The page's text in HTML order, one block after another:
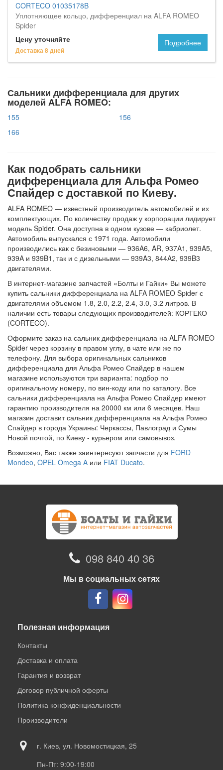
CORTECO 01035178B
Уплотняющее кольцо, дифференциал на ALFA ROMEO
Spider
Цену уточняйте
Доставка 8 дней
Подробнее
Сальники дифференциала для других
моделей ALFA ROMEO:
155
156
166
Как подобрать сальники
дифференциала для Альфа Ромео
Спайдер с доставкой по Киеву.
ALFA ROMEO — известный производитель автомобилей и их
комплектующих. По количеству продаж у корпорации лидирует
модель Spider. Она доступна в одном кузове — кабриолет.
Автомобиль выпускался с 1971 года. Автомобили
производились как с безиновыми — 936A6, AR, 937A1, 939A5,
939A и 939B1, так и с дизельными — 939A3, 844A2, 939B3
двигателями.
В интернет-магазине запчастей «Болты и Гайки» Вы можете
купить сальники дифференциала на ALFA ROMEO Spider с
двигателями объемом 1.8, 2.0, 2.2, 2.4, 3.0, 3.2 литров. В
наличии есть товары следующих производителей: КОРТЕКО
(CORTECO).
Оформите заказ на сальник дифференциала на ALFA ROMEO
Spider через корзину в правом углу, в чате или же по
телефону. Для выбора оригинальных сальников
дифференциала для Альфа Ромео Спайдер в нашем
магазине используются три варианта: подбор по
оригинальному номеру, по вин-коду или по каталогу. Все
сальники дифференциала на Альфа Ромео Спайдер имеют
гарантию производителя на 20000 км или 6 месяцев. Наш
магазин доставит сальник дифференциала на Альфа Ромео
Спайдер в города Украины: Черкассы, Павлоград и Сумы
Новой почтой, по Киеву - курьером или самовывоз.
Возможно, Вас также заинтересуют запчасти для FORD
Mondeo, OPEL Omega A или FIAT Ducato.
098 840 40 36
Мы в социальных сетях
Полезная информация
Контакты
Доставка и оплата
Гарантия и возврат
Договор публичной оферты
Политика конфиденциальности
Производители
г. Киев, ул. Новомостицкая, 25
Пн-Пт: 9:00-19:00